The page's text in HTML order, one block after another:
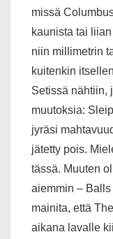
missä
kaunista tai
niin millimetrin
kuitenkin
Setissä nähtiin,
muutoksia:
jyräsi
jätetty pois.
tässä. Muuten
aiemmin –
mainita, että
aikana lavalle